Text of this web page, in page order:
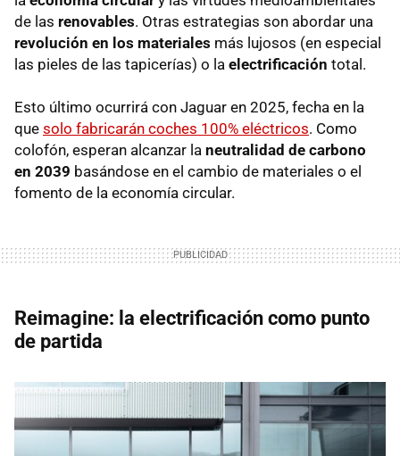
de las renovables. Otras estrategias son abordar una
revolución en los materiales más lujosos (en especial
las pieles de las tapicerías) o la electrificación total.
Esto último ocurrirá con Jaguar en 2025, fecha en la
que solo fabricarán coches 100% eléctricos. Como
colofón, esperan alcanzar la neutralidad de carbono
en 2039 basándose en el cambio de materiales o el
fomento de la economía circular.
Reimagine: la electrificación como punto
de partida